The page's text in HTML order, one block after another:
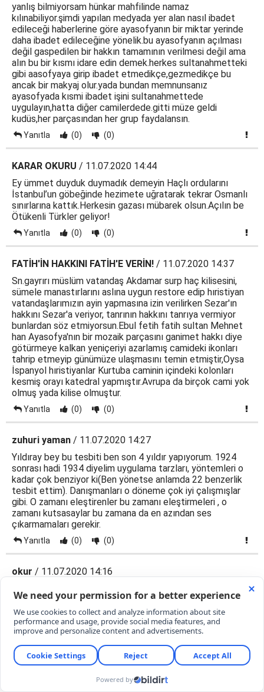
yanlış bilmiyorsam hünkar mahfilinde namaz
kılınabiliyor.şimdi yapılan medyada yer alan nasıl ibadet
edileceği haberlerine göre ayasofyanın bir miktar yerinde
daha ibadet edileceğine yönelik.bu ayasofyanın açılması
değil gaspedilen bir hakkın tamamının verilmesi değil ama
alın bu bir kısmı idare edin demek.herkes sultanahmetteki
gibi aasofyaya girip ibadet etmedikçe,gezmedikçe bu
ancak bir makyaj olur.yada bundan memnunsanız
ayasofyada kısmi ibadet işini sultanahmettede
uygulayın,hatta diğer camilerdede.gitti müze geldi
kudüs,her parçasından her grup faydalansın.
Yanıtla (0) (0)
KARAR OKURU / 11.07.2020 14:44
Ey ümmet duyduk duymadık demeyin Haçlı ordularını
İstanbul’un göbeğinde hezimete uğratarak tekrar Osmanlı
sınırlarına kattık.Herkesin gazası mübarek olsun.Açılın be
Ötükenli Türkler geliyor!
Yanıtla (0) (0)
FATİH'İN HAKKINI FATİH'E VERİN! / 11.07.2020 14:37
Sn.gayrırı müslüm vatandaş Akdamar surp haç kilisesini,
sümele manastırlarını aslına uygun restore edip hıristiyan
vatandaşlarımızın ayin yapmasına izin verilirken Sezar'ın
hakkını Sezar'a veriyor, tanrının hakkını tanrıya vermiyor
bunlardan söz etmiyorsun.Ebul fetih fatih sultan Mehnet
han Ayasofya'nın bir mozaik parçasını ganimet hakkı diye
götürmeye kalkan yeniçeriyi azarlamış camideki ikonları
tahrip etmeyip günümüze ulaşmasını temin etmiştir,Oysa
İspanyol hıristiyanlar Kurtuba caminin içindeki kolonları
kesmiş orayı katedral yapmıştır.Avrupa da birçok cami yok
olmuş yada kilise olmuştur.
Yanıtla (0) (0)
zuhuri yaman / 11.07.2020 14:27
Yıldıray bey bu tesbiti ben son 4 yıldır yapıyorum. 1924
sonrası hadi 1934 diyelim uygulama tarzları, yöntemleri o
kadar çok benziyor ki(Ben yönetse anlamda 22 benzerlik
tesbit ettim). Danışmanları o döneme çok iyi çalışmışlar
gibi. O zamanı eleştirenler bu zamanı eleştirmeleri , o
zamanı kutsasaylar bu zamana da en azından ses
çıkarmamaları gerekir.
Yanıtla (0) (0)
okur / 11.07.2020 14:16
TC devleti kendi ülkesinde hükümranlık haklarını kullanarak
bir karar almıştır. Bu karar ve uygulamada teknik olarak bir
sorun yok. Hiç bir gerekliliği olmayan bu karar sonrası hangi
sorun çözülmüş olacak, hangi derdimize çare üretilmiş
olacak.Nasip olursa ben de bir cuma namazı kılmak isterim
Ayasofya'da. Göreceksiniz bu kararı iktidara hiç bir şey
kazandırmayacak. Siyasi olarak fazla hamleside kalmadı.
Daha önc çok hararetle ihtidarı savunan tanıdıklarım artık
savunma bile yapmıyorlar, bazıları açıktan eleştirip oy
vermeyeceğini söylüyor.Kızgın çok. Borçlu çok. işsiz çok.